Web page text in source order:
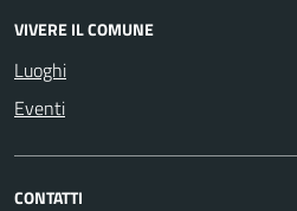
VIVERE IL COMUNE
Luoghi
Eventi
CONTATTI